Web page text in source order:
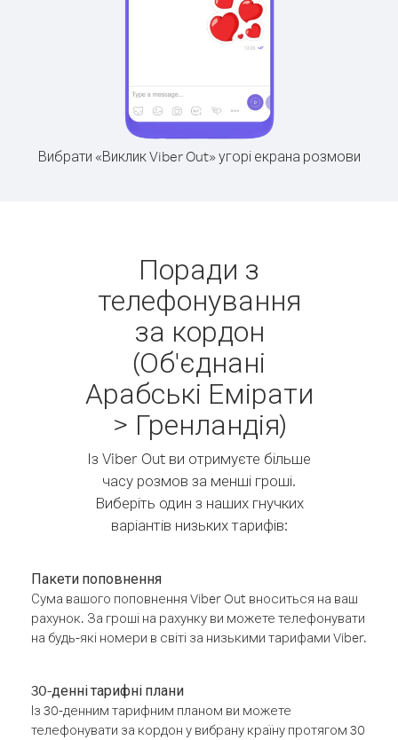
Вибрати «Виклик Viber Out» угорі екрана розмови
Поради з
телефонування
за кордон
(Об'єднані
Арабські Емірати
> Гренландія)
Із Viber Out ви отримуєте більше
часу розмов за менші гроші.
Виберіть один з наших гнучких
варіантів низьких тарифів:
Пакети поповнення
Сума вашого поповнення Viber Out вноситься на ваш
рахунок. За гроші на рахунку ви можете телефонувати
на будь-які номери в світі за низькими тарифами Viber.
30-денні тарифні плани
Із 30-денним тарифним планом ви можете
телефонувати за кордон у вибрану країну протягом 30